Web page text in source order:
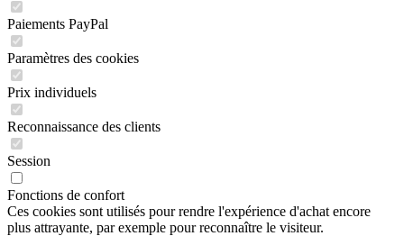
Paiements PayPal
Paramètres des cookies
Prix individuels
Reconnaissance des clients
Session
Fonctions de confort
Ces cookies sont utilisés pour rendre l'expérience d'achat encore
plus attrayante, par exemple pour reconnaître le visiteur.